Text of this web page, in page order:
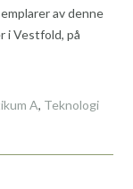
av denne
i Vestfold, på
A, Teknologi